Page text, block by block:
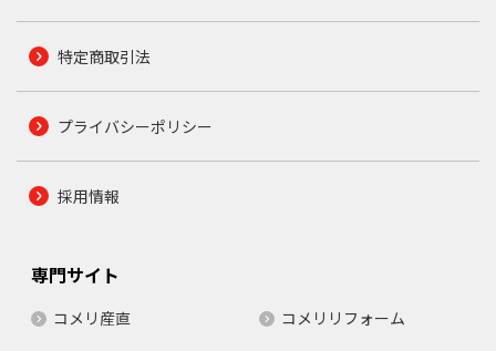
特定商取引法
プライバシーポリシー
採用情報
専門サイト
コメリ産直
コメリリフォーム